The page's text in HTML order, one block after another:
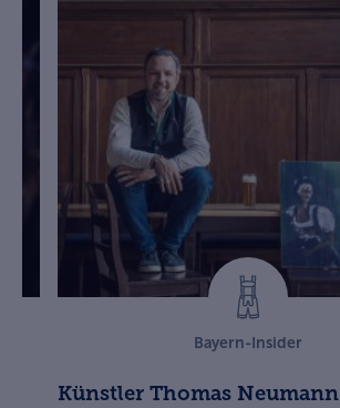
Bayern-Insider
Künstler Thomas Neumann